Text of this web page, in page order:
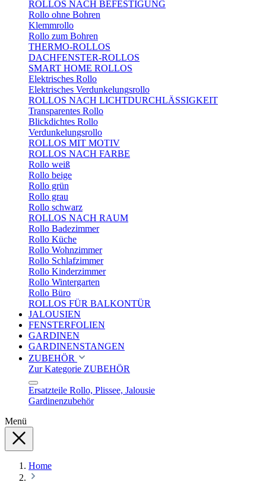
ROLLOS NACH BEFESTIGUNG
Rollo ohne Bohren
Klemmrollo
Rollo zum Bohren
THERMO-ROLLOS
DACHFENSTER-ROLLOS
SMART HOME ROLLOS
Elektrisches Rollo
Elektrisches Verdunkelungsrollo
ROLLOS NACH LICHTDURCHLÄSSIGKEIT
Transparentes Rollo
Blickdichtes Rollo
Verdunkelungsrollo
ROLLOS MIT MOTIV
ROLLOS NACH FARBE
Rollo weiß
Rollo beige
Rollo grün
Rollo grau
Rollo schwarz
ROLLOS NACH RAUM
Rollo Badezimmer
Rollo Küche
Rollo Wohnzimmer
Rollo Schlafzimmer
Rollo Kinderzimmer
Rollo Wintergarten
Rollo Büro
ROLLOS FÜR BALKONTÜR
JALOUSIEN
FENSTERFOLIEN
GARDINEN
GARDINENSTANGEN
ZUBEHÖR
Zur Kategorie ZUBEHÖR
Ersatzteile Rollo, Plissee, Jalousie
Gardinenzubehör
Menü
Home